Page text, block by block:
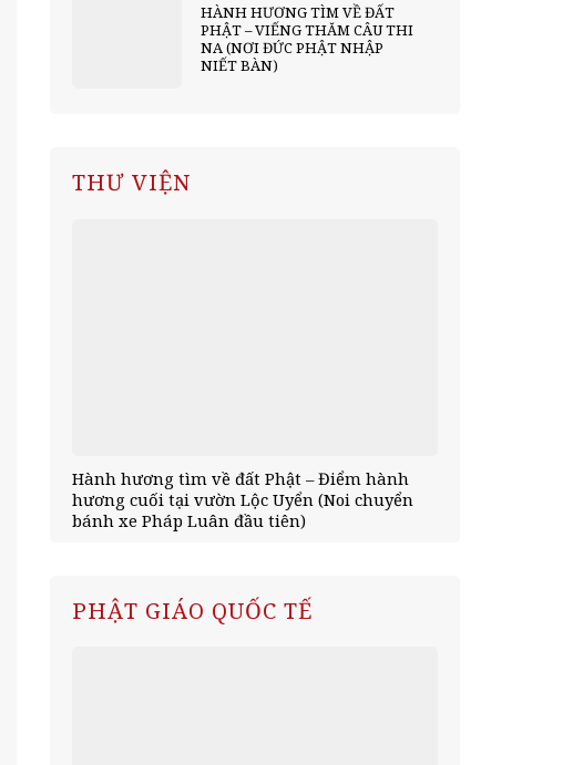
HÀNH HƯƠNG TÌM VỀ ĐẤT
PHẬT – VIẾNG THĂM CÂU THI
NA (NƠI ĐỨC PHẬT NHẬP
NIẾT BÀN)
THƯ VIỆN
Hành hương tìm về đất Phật – Điểm hành
hương cuối tại vườn Lộc Uyển (Noi chuyển
bánh xe Pháp Luân đầu tiên)
PHẬT GIÁO QUỐC TẾ